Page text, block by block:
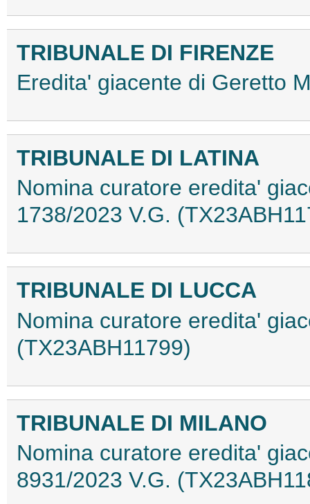
TRIBUNALE DI FIRENZE
Eredita' giacente di Geretto
TRIBUNALE DI LATINA
Nomina curatore eredita'
1738/2023 V.G.
TRIBUNALE DI LUCCA
Nomina curatore eredita'
(TX23ABH11799)
TRIBUNALE DI MILANO
Nomina curatore eredita'
8931/2023 V.G.